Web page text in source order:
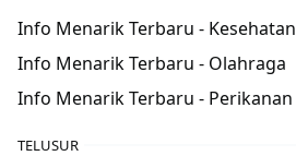
Info Menarik Terbaru - Kesehatan
Info Menarik Terbaru - Olahraga
Info Menarik Terbaru - Perikanan
TELUSUR